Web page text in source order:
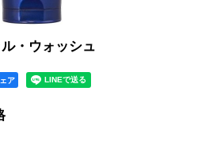
・ウォッシュ
ア